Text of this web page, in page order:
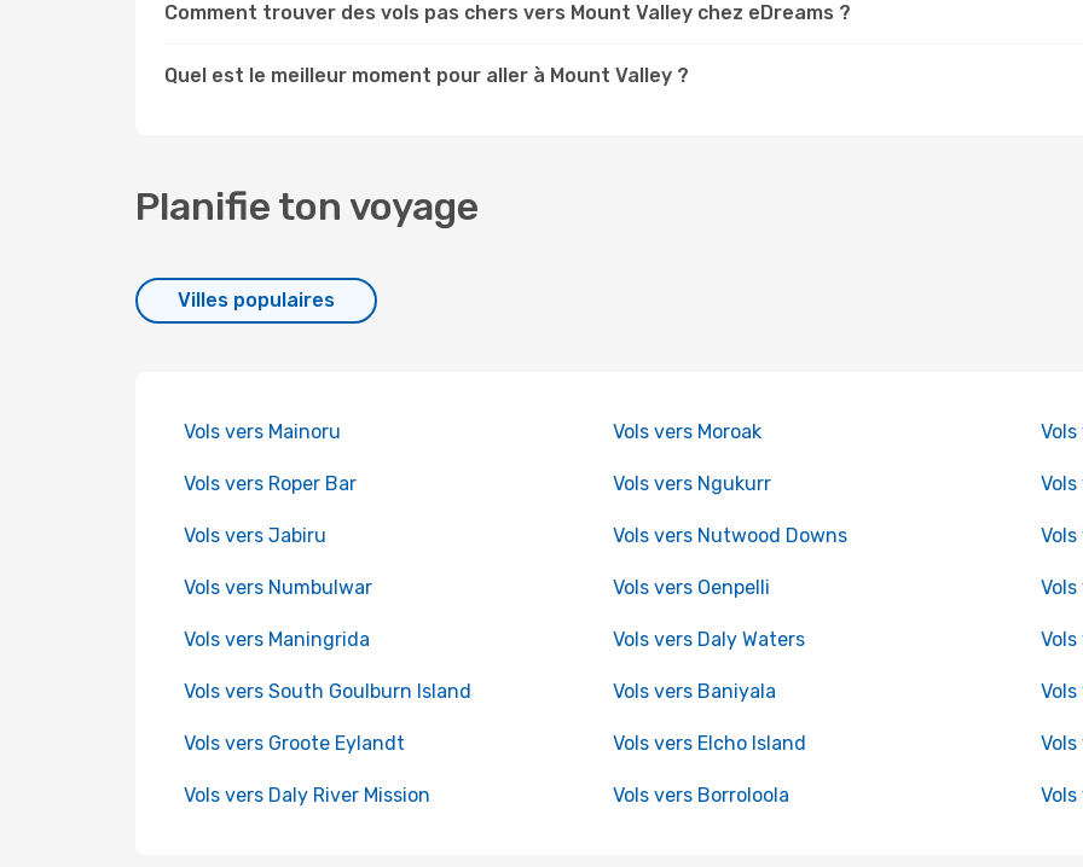
Comment trouver des vols pas chers vers Mount Valley chez eDreams ?
Quel est le meilleur moment pour aller à Mount Valley ?
Planifie ton voyage
Villes populaires
Vols vers Mainoru Vols vers Moroak Vols
Vols vers Roper Bar Vols vers Ngukurr
Vols vers Jabiru Vols vers Nutwood Downs
Vols vers Numbulwar Vols vers Oenpelli
Vols vers Maningrida Vols vers Daly Waters
Vols vers South Goulburn Island Vols vers Baniyala
Vols vers Groote Eylandt Vols vers Elcho Island
Vols vers Daly River Mission Vols vers Borroloola